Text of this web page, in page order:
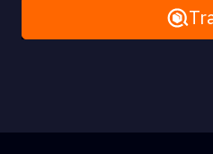
Remove All